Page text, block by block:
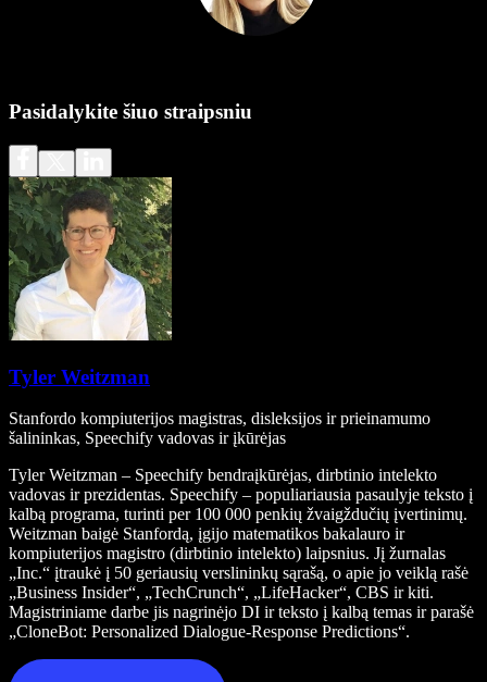
Pasidalykite šiuo straipsniu
Tyler Weitzman
Stanfordo kompiuterijos magistras, disleksijos ir prieinamumo
šalininkas, Speechify vadovas ir įkūrėjas
Tyler Weitzman – Speechify bendraįkūrėjas, dirbtinio intelekto
vadovas ir prezidentas. Speechify – populiariausia pasaulyje teksto į
kalbą programa, turinti per 100 000 penkių žvaigždučių įvertinimų.
Weitzman baigė Stanfordą, įgijo matematikos bakalauro ir
kompiuterijos magistro (dirbtinio intelekto) laipsnius. Jį žurnalas
„Inc.“ įtraukė į 50 geriausių verslininkų sąrašą, o apie jo veiklą rašė
„Business Insider“, „TechCrunch“, „LifeHacker“, CBS ir kiti.
Magistriniame darbe jis nagrinėjo DI ir teksto į kalbą temas ir parašė
„CloneBot: Personalized Dialogue-Response Predictions“.